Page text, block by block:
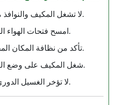
لا تشغل المكيف والنوافذ مفتوحة لفترات طويلة.
امسح فتحات الهواء الخارجي كل أسبوع.
تأكد من نظافة المكان المحيط بالوحدة الخارجية.
شغل المكيف على وضع التهوية بين الحين والآخر.
لا تؤخر الغسيل الدوري أكثر من 6 أشهر.